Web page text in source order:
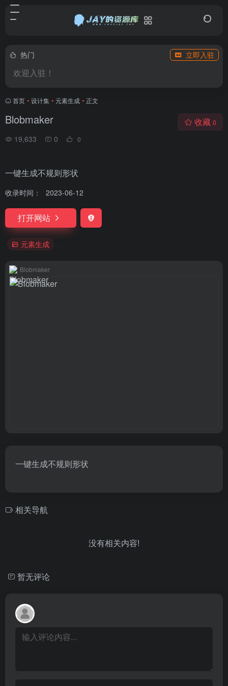
热门 立即入驻
欢迎入驻！
首页 • 设计集 • 元素生成 • 正文
Blobmaker
19,633 0 0
收藏 0
一键生成不规则形状
收录时间： 2023-06-12
打开网站
元素生成
Blobmaker
一键生成不规则形状
相关导航
没有相关内容!
暂无评论